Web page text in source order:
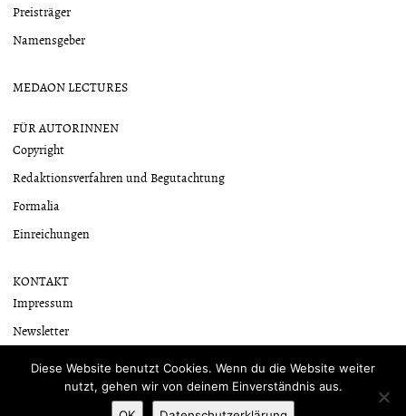
Preisträger
Namensgeber
MEDAON LECTURES
FÜR AUTORINNEN
Copyright
Redaktionsverfahren und Begutachtung
Formalia
Einreichungen
KONTAKT
Impressum
Newsletter
Diese Website benutzt Cookies. Wenn du die Website weiter
nutzt, gehen wir von deinem Einverständnis aus.